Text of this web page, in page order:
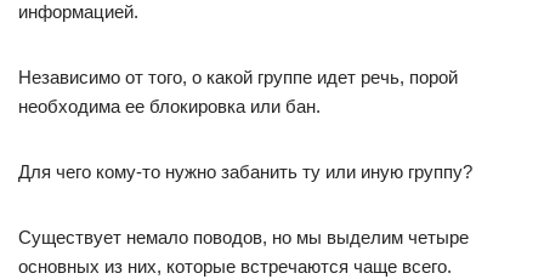
информацией.
Независимо от того, о какой группе идет речь, порой
необходима ее блокировка или бан.
Для чего кому-то нужно забанить ту или иную группу?
Существует немало поводов, но мы выделим четыре
основных из них, которые встречаются чаще всего.